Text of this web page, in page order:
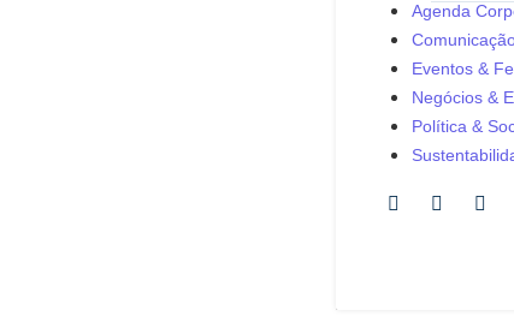
Agenda
Eventos &
Negócios &
Política &